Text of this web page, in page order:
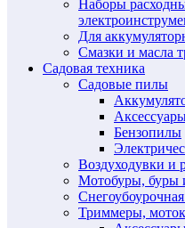
Наборы
Для
Смазки и масла
Садовая техника
Садовые пилы
Бензопилы
Воздуходувки и
Мотобуры, буры
Триммеры,